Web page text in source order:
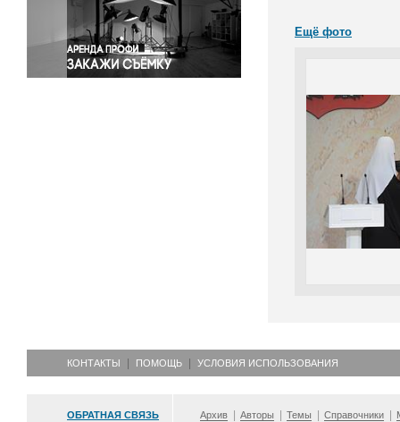
Экология
Экономика и бизнес
Ещё фото
КОНТАКТЫ ПОМОЩЬ УСЛОВИЯ ИСПОЛЬЗОВАНИЯ
ОБРАТНАЯ СВЯЗЬ Архив Авторы Темы Справочники